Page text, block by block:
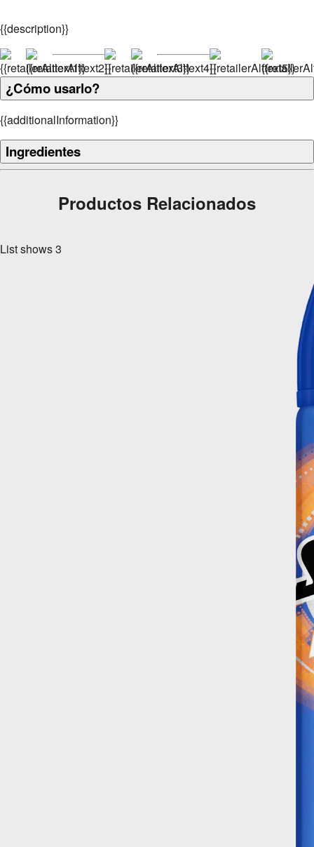
{{description}}
¿Cómo usarlo?
{{additionalInformation}}
Ingredientes
Productos Relacionados
List shows3